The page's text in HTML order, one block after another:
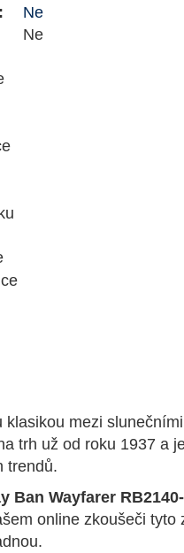
Ne
Ne
klasikou mezi
trh už od roku 1937 a
trendů.
Ban Wayfarer
online zkoušeči